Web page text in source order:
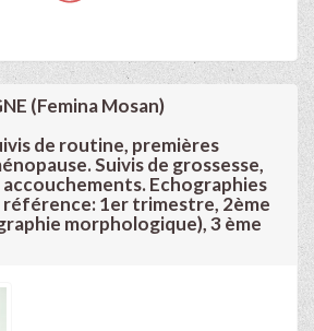
(Femina Mosan)
de routine, premières
Suivis de grossesse,
Echographies
1er trimestre, 2ème
morphologique), 3 ème